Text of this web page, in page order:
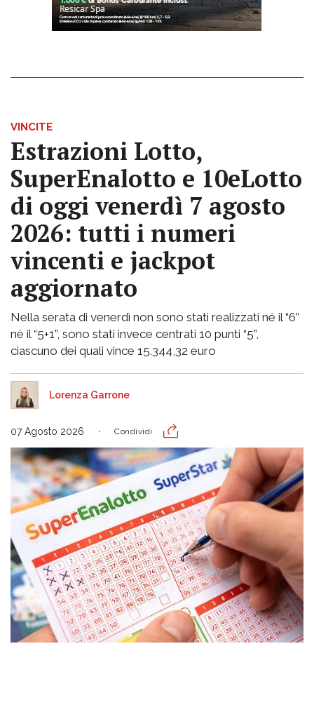
VINCITE
Estrazioni Lotto,
SuperEnalotto e 10eLotto
di oggi venerdì 7 agosto
2026: tutti i numeri
vincenti e jackpot
aggiornato
Nella serata di venerdì non sono stati realizzati né il “6”
né il “5+1”, sono stati invece centrati 10 punti “5”,
ciascuno dei quali vince 15.344,32 euro
Lorenza Garrone
07 Agosto 2026 Condividi